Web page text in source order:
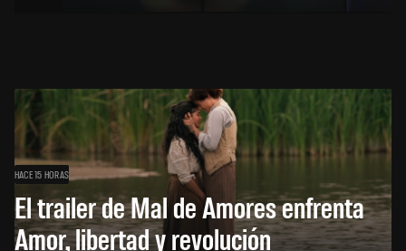
HACE 15 HORAS
El trailer de Mal de Amores enfrenta
Amor, libertad y revolución